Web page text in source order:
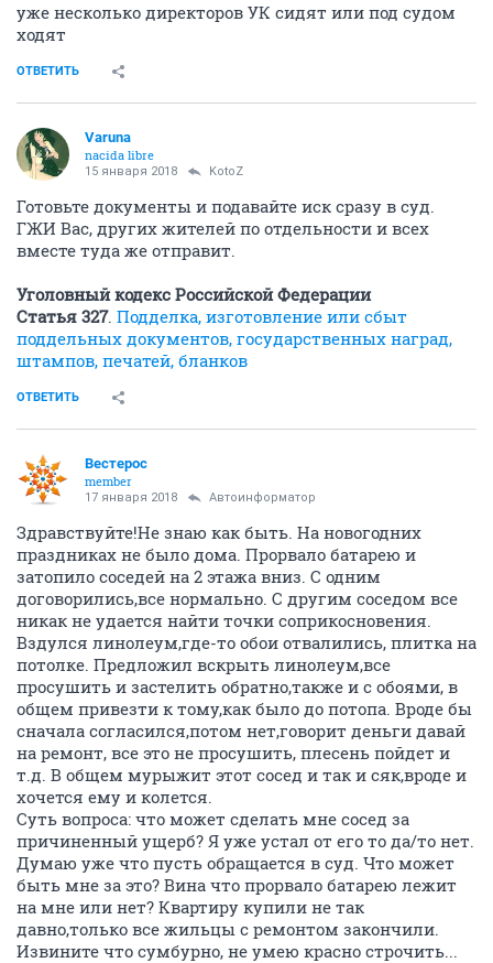
уже несколько директоров УК сидят или под судом
ходят
ОТВЕТИТЬ
Varuna
nacida libre
15 января 2018 KotoZ
Готовьте документы и подавайте иск сразу в суд.
ГЖИ Вас, других жителей по отдельности и всех
вместе туда же отправит.
Уголовный кодекс Российской Федерации
Статья 327. Подделка, изготовление или сбыт
поддельных документов, государственных наград,
штампов, печатей, бланков
ОТВЕТИТЬ
Вестерос
member
17 января 2018 Автоинформатор
Здравствуйте!Не знаю как быть. На новогодних
праздниках не было дома. Прорвало батарею и
затопило соседей на 2 этажа вниз. С одним
договорились,все нормально. С другим соседом все
никак не удается найти точки соприкосновения.
Вздулся линолеум,где-то обои отвалились, плитка на
потолке. Предложил вскрыть линолеум,все
просушить и застелить обратно,также и с обоями, в
общем привезти к тому,как было до потопа. Вроде бы
сначала согласился,потом нет,говорит деньги давай
на ремонт, все это не просушить, плесень пойдет и
т.д. В общем мурыжит этот сосед и так и сяк,вроде и
хочется ему и колется.
Суть вопроса: что может сделать мне сосед за
причиненный ущерб? Я уже устал от его то да/то нет.
Думаю уже что пусть обращается в суд. Что может
быть мне за это? Вина что прорвало батарею лежит
на мне или нет? Квартиру купили не так
давно,только все жильцы с ремонтом закончили.
Извините что сумбурно, не умею красно строчить...